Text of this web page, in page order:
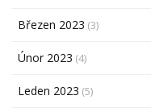
Březen 2023 (3)
Únor 2023 (4)
Leden 2023 (5)